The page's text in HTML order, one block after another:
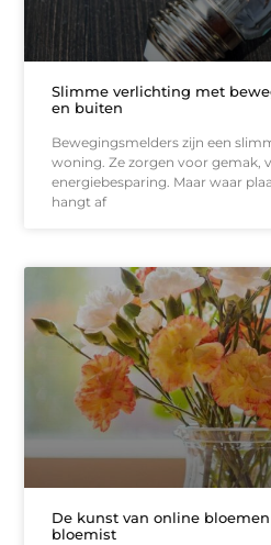
Slimme verlichting met
en buiten
Bewegingsmelders zijn een
woning. Ze zorgen voor gemak,
energiebesparing. Maar waar
hangt af
De kunst van online
bloemist